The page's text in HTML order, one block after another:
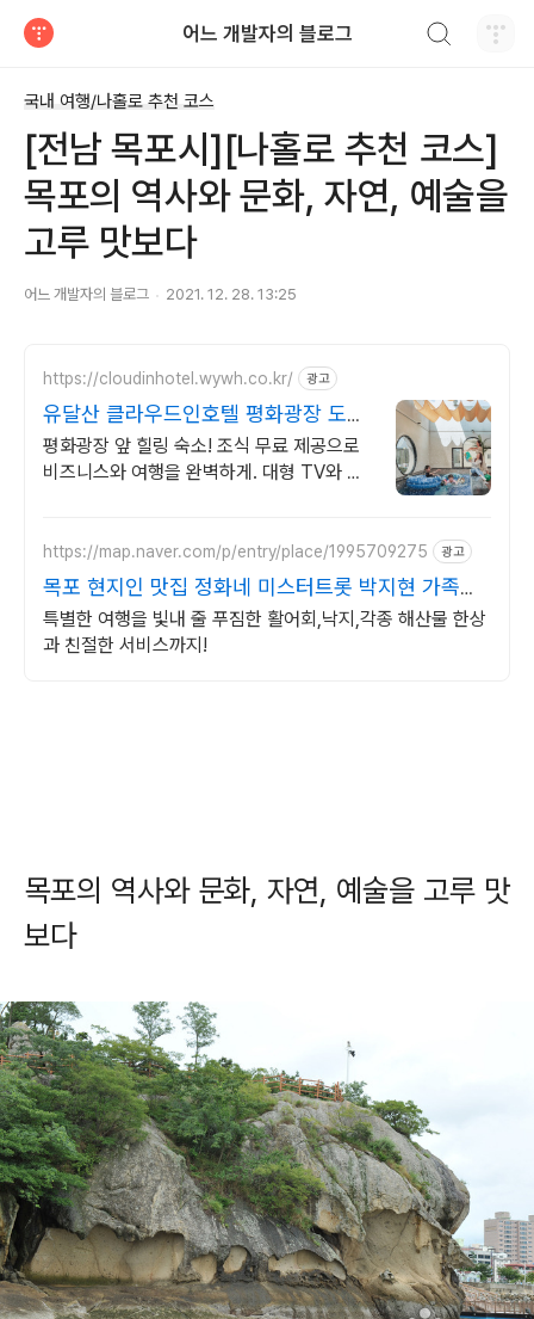
어느 개발자의 블로그
국내 여행/나홀로 추천 코스
[전남 목포시][나홀로 추천 코스]
목포의 역사와 문화, 자연, 예술을
고루 맛보다
어느 개발자의 블로그 2021. 12. 28. 13:25
https://cloudinhotel.wywh.co.kr/ 광고
유달산 클라우드인호텔 평화광장 도보
10분 거리
평화광장 앞 힐링 숙소! 조식 무료 제공으로
비즈니스와 여행을 완벽하게. 대형 TV와 넷
https://map.naver.com/p/entry/place/1995709275 광고
목포 현지인 맛집 정화네 미스터트롯 박지현 가족횟
집
특별한 여행을 빛내 줄 푸짐한 활어회,낙지,각종 해산물 한상
과 친절한 서비스까지!
목포의 역사와 문화, 자연, 예술을 고루 맛
보다